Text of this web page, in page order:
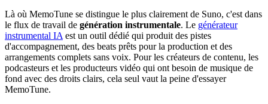
Là où MemoTune se distingue le plus clairement de Suno, c'est dans
le flux de travail de génération instrumentale. Le générateur
instrumental IA est un outil dédié qui produit des pistes
d'accompagnement, des beats prêts pour la production et des
arrangements complets sans voix. Pour les créateurs de contenu, les
podcasteurs et les producteurs vidéo qui ont besoin de musique de
fond avec des droits clairs, cela seul vaut la peine d'essayer
MemoTune.